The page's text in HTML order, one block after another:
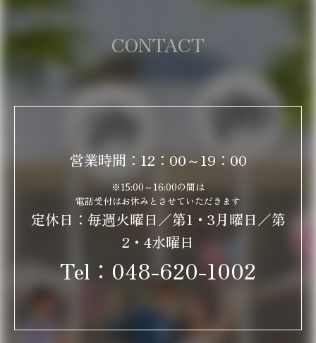
CONTACT
営業時間：12：00～19：00
※15:00～16:00の間は
電話受付はお休みとさせていただきます
定休日：毎週火曜日／第1・3月曜日／第
2・4水曜日
Tel： 048-620-1002